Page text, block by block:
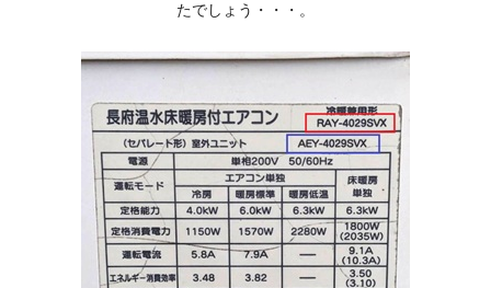
たでしょう・・・。